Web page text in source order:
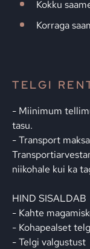
Kokku
Korraga
TELGI
- Miinimum
tasu.
- Transport
niikohale kui ka
HIND SISALDAB
- Kahte
- Kohapealset
- Telgi valgustust